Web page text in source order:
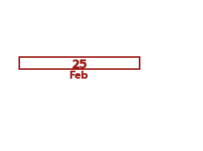
25
Feb